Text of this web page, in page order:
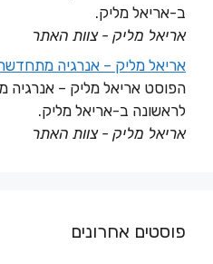
ב-אריאל מליק.
אריאל מליק - צוות האתר
אריאל מליק – אנרגיה
הפוסט אריאל מליק – אנרגיה
לראשונה ב-אריאל מליק.
אריאל מליק - צוות האתר
פוסטים אחרונים